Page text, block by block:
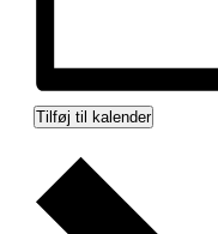
Tilføj til kalender